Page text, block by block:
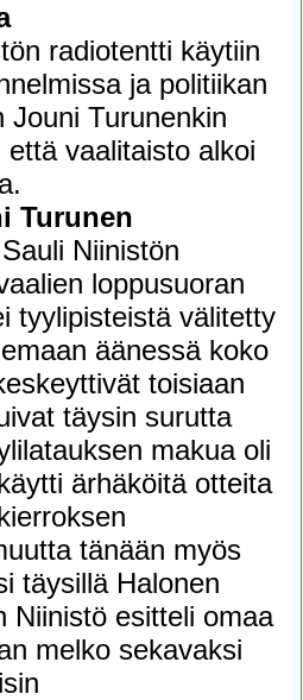
radiotentti käytiin
ja politiikan
Jouni Turunenkin
vaalitaisto alkoi
Turunen
Niinistön
loppusuoran
tyylipisteistä välitetty
äänessä koko
toisiaan
täysin surutta
makua oli
ärhäköitä otteita
tänään myös
täysillä Halonen
Niinistö esitteli omaa
melko sekavaksi